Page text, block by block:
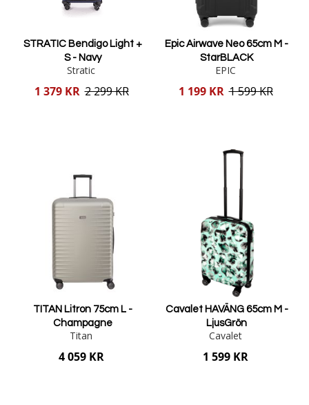
STRATIC Bendigo Light +
S - Navy
Stratic
Reducerat
1 379 KR 2 299 KR
Epic Airwave Neo 65cm M -
StarBLACK
EPIC
Reducerat
1 199 KR 1 599 KR
TITAN Litron 75cm L -
Champagne
Titan
4 059 KR
Cavalet HAVÄNG 65cm M -
LjusGrön
Cavalet
1 599 KR